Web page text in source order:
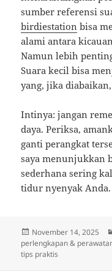
sumber referensi
birdiestation bisa
alami antara
Namun lebih
Suara kecil bisa
yang, jika
Intinya: jangan
daya. Periksa,
ganti perangkat
saya menunjukkan
sederhana sering
tidur nyenyak Anda.
Posted
on
November 14, 2025
perlengkapan &
tips praktis